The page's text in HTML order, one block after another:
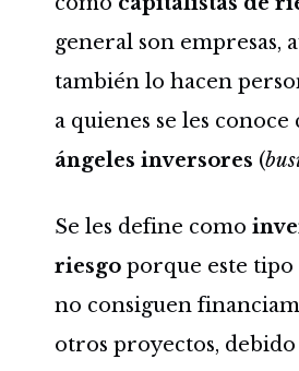
general son empresas,
también lo hacen
a quienes se les conoce
ángeles inversores (
Se les define como
riesgoporque este tipo
no consiguen
otros proyectos, debido